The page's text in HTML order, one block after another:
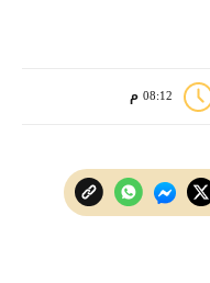
08:12 م